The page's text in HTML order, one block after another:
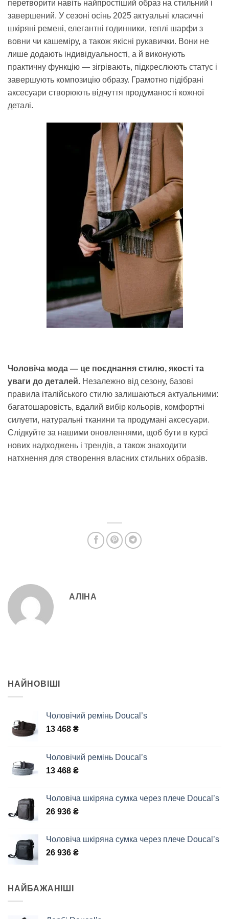
перетворити навіть найпростіший образ на стильний і
завершений. У сезоні осінь 2025 актуальні класичні
шкіряні ремені, елегантні годинники, теплі шарфи з
вовни чи кашеміру, а також якісні рукавички. Вони не
лише додають індивідуальності, а й виконують
практичну функцію — зігрівають, підкреслюють статус і
завершують композицію образу. Грамотно підібрані
аксесуари створюють відчуття продуманості кожної
деталі.
Чоловіча мода — це поєднання стилю, якості та
уваги до деталей. Незалежно від сезону, базові
правила італійського стилю залишаються актуальними:
багатошаровість, вдалий вибір кольорів, комфортні
силуети, натуральні тканини та продумані аксесуари.
Слідкуйте за нашими оновленнями, щоб бути в курсі
нових надходжень і трендів, а також знаходити
натхнення для створення власних стильних образів.
АЛІНА
НАЙНОВІШІ
Чоловічий ремінь Doucal’s
13 468 ₴
Чоловічий ремінь Doucal’s
13 468 ₴
Чоловіча шкіряна сумка через плече Doucal’s
26 936 ₴
Чоловіча шкіряна сумка через плече Doucal’s
26 936 ₴
НАЙБАЖАНІШІ